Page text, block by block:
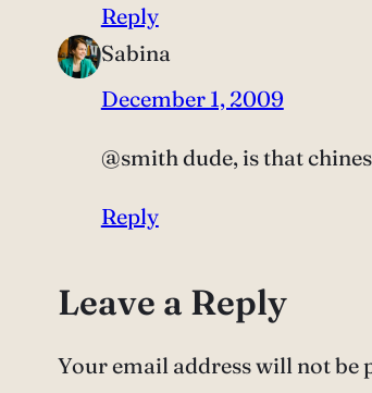
Reply
Sabina
December 1, 2009
@smith dude, is that
Reply
Leave a Reply
Your email address will not be